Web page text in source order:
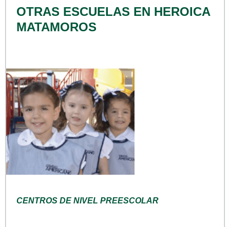
OTRAS ESCUELAS EN HEROICA
MATAMOROS
CENTROS DE NIVEL PREESCOLAR